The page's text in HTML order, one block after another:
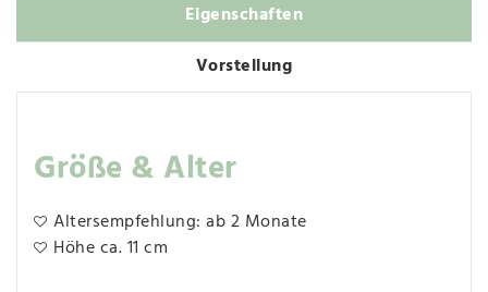
Eigenschaften
Vorstellung
Größe & Alter
Altersempfehlung: ab 2 Monate
Höhe ca. 11 cm